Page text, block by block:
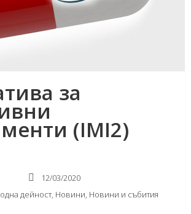
за
(IMI2)
12/03/2020
дейност, Новини, Новини и събития